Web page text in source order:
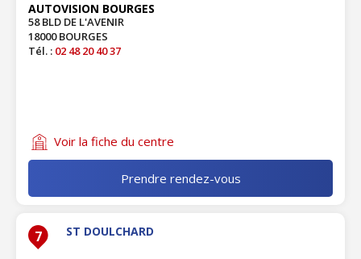
AUTOVISION BOURGES
58 BLD DE L'AVENIR
18000 BOURGES
Tél. : 02 48 20 40 37
Voir la fiche du centre
Prendre rendez-vous
7 ST DOULCHARD